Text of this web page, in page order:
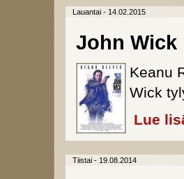
Lauantai - 14.02.2015
John Wick
Keanu
Wick
Lue
Tiistai - 19.08.2014